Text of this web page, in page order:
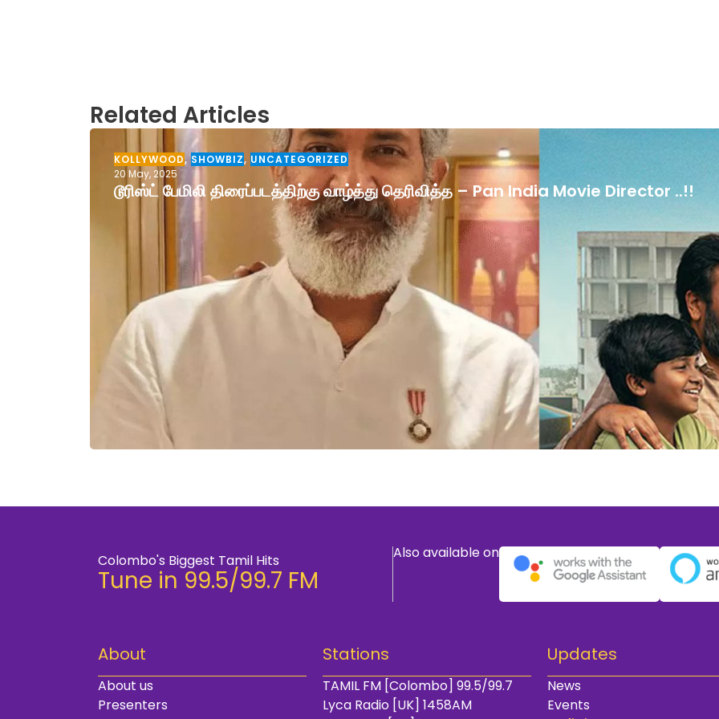
Related Articles
KOLLYWOOD,SHOWBIZ, UNCATEGORIZED
20 May, 2025
டூரிஸ்ட் பேமிலி திரைப்படத்திற்கு வாழ்த்து தெரிவித்த – Pan India Movie Director ..!!
Colombo's Biggest Tamil Hits
Tune in 99.5/99.7 FM
Also available on
About
About us
Presenters
Stations
TAMIL FM [Colombo] 99.5/99.7
Lyca Radio [UK] 1458AM
Updates
News
Events